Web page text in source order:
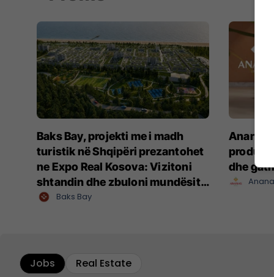
Baks Bay, projekti me i madh
turistik në Shqipëri prezantohet
ne Expo Real Kosova: Vizitoni
shtandin dhe zbuloni mundësitë
e investimit
Baks Bay
Ananas
dhe
Jobs Real Estate